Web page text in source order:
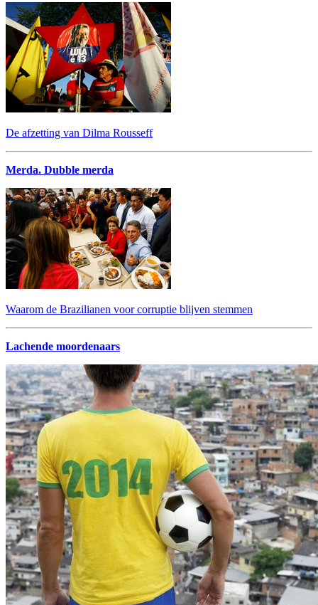
De afzetting van Dilma Rousseff
Merda. Dubble merda
Waarom de Brazilianen voor corruptie blijven stemmen
Lachende moordenaars